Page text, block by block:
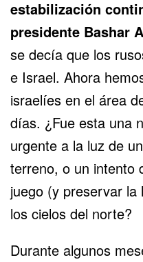
estabilización
presidente Bashar
se decía que los
e Israel. Ahora
israelíes en el área
días. ¿Fue esta una
urgente a la luz de
terreno, o un intento
juego (y preservar
los cielos del norte?
Durante algunos